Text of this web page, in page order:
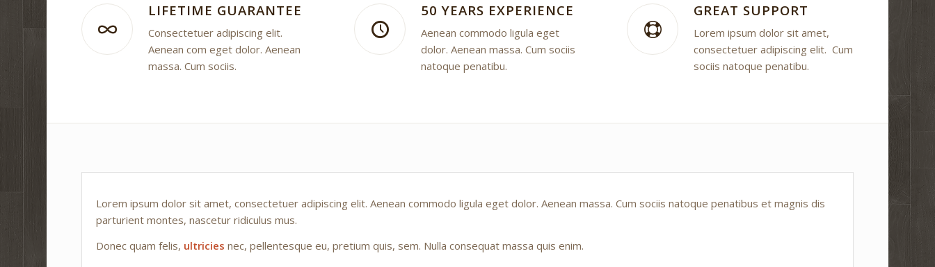
LIFETIME GUARANTEE
Consectetuer adipiscing elit.
Aenean com eget dolor. Aenean
massa. Cum sociis.
50 YEARS EXPERIENCE
Aenean commodo ligula eget
dolor. Aenean massa. Cum sociis
natoque penatibu.
GREAT SUPPORT
Lorem ipsum dolor sit amet,
consectetuer adipiscing elit. Cum
sociis natoque penatibu.
Lorem ipsum dolor sit amet, consectetuer adipiscing elit. Aenean commodo ligula eget dolor. Aenean massa. Cum sociis natoque penatibus et magnis dis
parturient montes, nascetur ridiculus mus.
Donec quam felis, ultricies nec, pellentesque eu, pretium quis, sem. Nulla consequat massa quis enim.